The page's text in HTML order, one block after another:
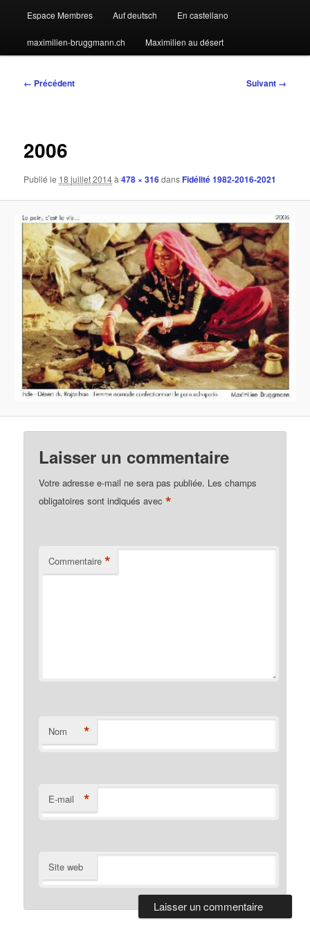
Espace Membres Auf deutsch En castellano
maximilien-bruggmann.ch Maximilien au désert
Navigation
← Précédent Suivant →
2006
Publié le 18 juillet 2014à478 × 316dansFidélité 1982-2016-2021
Laisser un commentaire
Votre adresse e-mail ne sera pas publiée. Les champs
obligatoires sont indiqués avec*
Commentaire *
Nom *
E-mail *
Site web